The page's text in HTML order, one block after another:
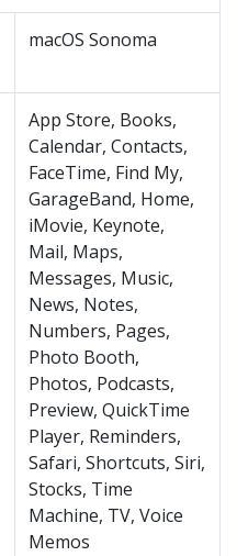
macOS Sonoma
App Store, Books,
Calendar, Contacts,
FaceTime, Find My,
GarageBand, Home,
iMovie, Keynote,
Mail, Maps,
Messages, Music,
News, Notes,
Numbers, Pages,
Photo Booth,
Photos, Podcasts,
Preview, QuickTime
Player, Reminders,
Safari, Shortcuts, Siri,
Stocks, Time
Machine, TV, Voice
Memos